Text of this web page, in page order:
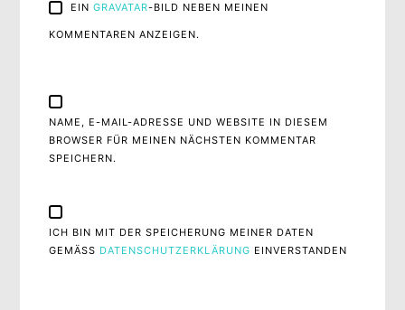
EIN GRAVATAR-BILD NEBEN MEINEN
KOMMENTAREN ANZEIGEN.
NAME, E-MAIL-ADRESSE UND WEBSITE IN DIESEM
BROWSER FÜR MEINEN NÄCHSTEN KOMMENTAR
SPEICHERN.
ICH BIN MIT DER SPEICHERUNG MEINER DATEN
GEMÄSS DATENSCHUTZERKLÄRUNG EINVERSTANDEN